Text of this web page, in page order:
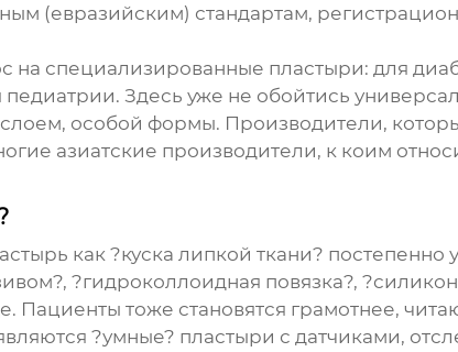
(евразийским) стандартам,
специализированные пластыри: для
Здесь уже не обойтись
особой формы. Производители,
азиатские производители, к коим
как ?куска липкой ткани? постепенно
?гидроколлоидная повязка?,
тоже становятся грамотнее,
?умные? пластыри с датчиками,